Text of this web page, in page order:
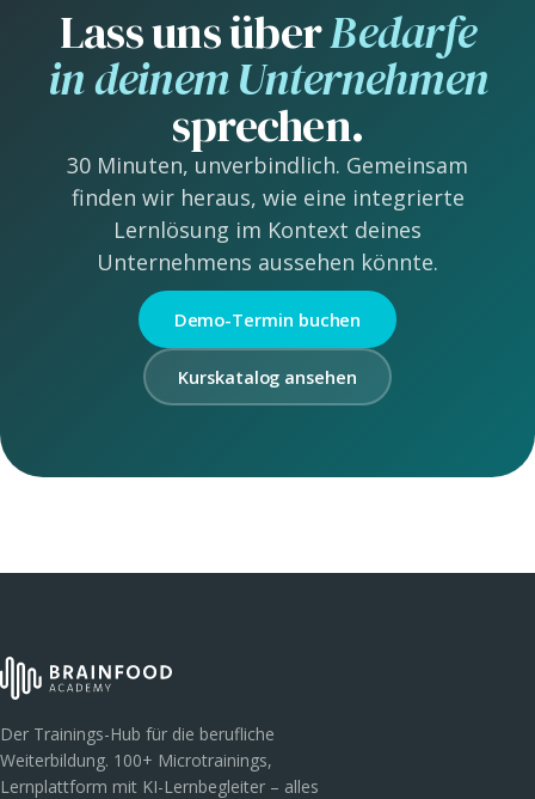
Lass uns überBedarfe
in deinem Unternehmen
sprechen.
30 Minuten, unverbindlich. Gemeinsam
finden wir heraus, wie eine integrierte
Lernlösung im Kontext deines
Unternehmens aussehen könnte.
Demo-Termin buchen
Kurskatalog ansehen
Der Trainings-Hub für die berufliche
Weiterbildung. 100+ Microtrainings,
Lernplattform mit KI-Lernbegleiter – alles